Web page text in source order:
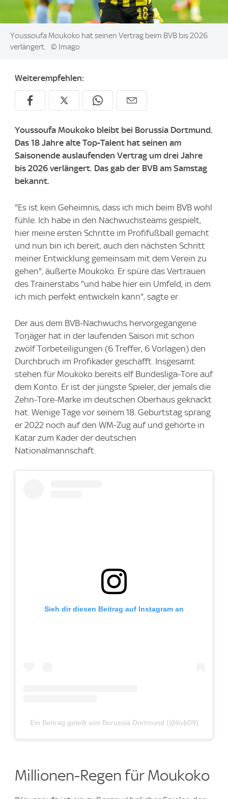
Image:
Youssoufa Moukoko hat seinen Vertrag beim BVB bis 2026
verlängert.
© Imago
Weiterempfehlen:
Youssoufa Moukoko bleibt bei Borussia Dortmund.
Das 18 Jahre alte Top-Talent hat seinen am
Saisonende auslaufenden Vertrag um drei Jahre
bis 2026 verlängert. Das gab der BVB am Samstag
bekannt.
"Es ist kein Geheimnis, dass ich mich beim BVB wohl
fühle. Ich habe in den Nachwuchsteams gespielt,
hier meine ersten Schritte im Profifußball gemacht
und nun bin ich bereit, auch den nächsten Schritt
meiner Entwicklung gemeinsam mit dem Verein zu
gehen", äußerte Moukoko. Er spüre das Vertrauen
des Trainerstabs "und habe hier ein Umfeld, in dem
ich mich perfekt entwickeln kann", sagte er.
Der aus dem BVB-Nachwuchs hervorgegangene
Torjäger hat in der laufenden Saison mit schon
zwölf Torbeteiligungen (6 Treffer, 6 Vorlagen) den
Durchbruch im Profikader geschafft. Insgesamt
stehen für Moukoko bereits elf Bundesliga-Tore auf
dem Konto. Er ist der jüngste Spieler, der jemals die
Zehn-Tore-Marke im deutschen Oberhaus geknackt
hat. Wenige Tage vor seinem 18. Geburtstag sprang
er 2022 noch auf den WM-Zug auf und gehörte in
Katar zum Kader der deutschen
Nationalmannschaft.
Sieh dir diesen Beitrag auf Instagram an
Ein Beitrag geteilt von Borussia Dortmund (@bvb09)
Millionen-Regen für Moukoko